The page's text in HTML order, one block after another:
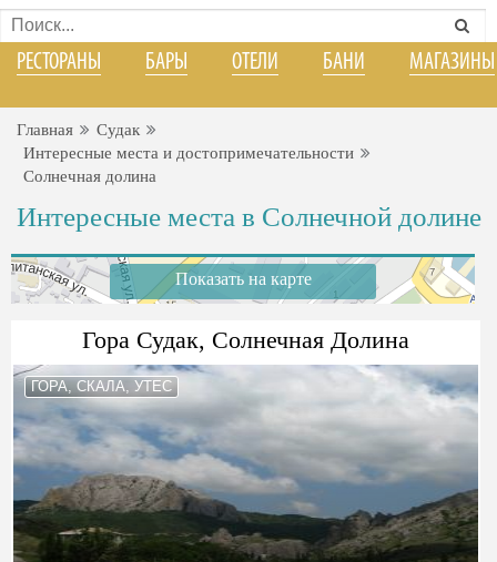
РЕСТОРАНЫ БАРЫ ОТЕЛИ БАНИ МАГАЗИНЫ
Главная
Судак
Интересные места и достопримечательности
Солнечная долина
Интересные места в Солнечной долине
Показать на карте
Гора Судак, Солнечная Долина
ГОРА, СКАЛА, УТЕС